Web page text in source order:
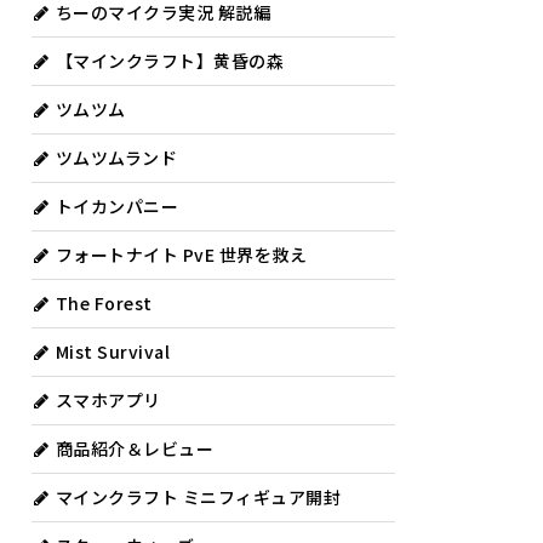
ちーのマイクラ実況 解説編
【マインクラフト】黄昏の森
ツムツム
ツムツムランド
トイカンパニー
フォートナイト PvE 世界を救え
The Forest
Mist Survival
スマホアプリ
商品紹介＆レビュー
マインクラフト ミニフィギュア開封